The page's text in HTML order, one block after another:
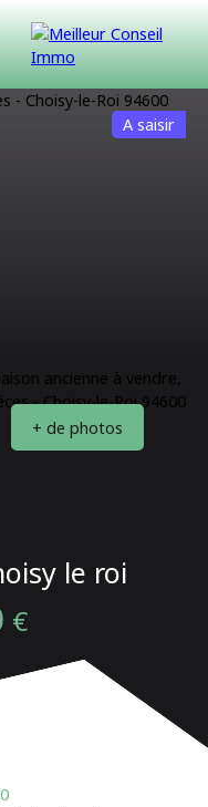
A saisir
+ de photos
le roi
€